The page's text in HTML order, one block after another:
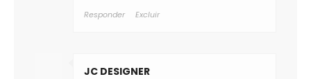
Responder Excluir
JC DESIGNER